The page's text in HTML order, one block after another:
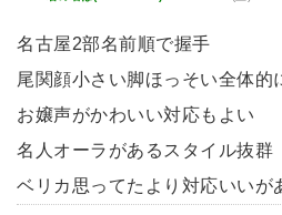
名古屋2部名前順で握手
尾関顔小さい脚ほっそい全体的
お嬢声がかわいい対応もよい
名人オーラがあるスタイル抜群
ベリカ思ってたより対応いいが